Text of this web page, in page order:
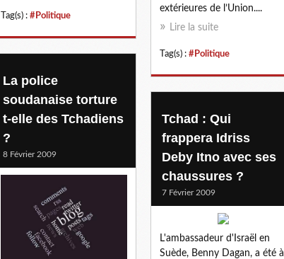
Tag(s) : #Politique
extérieures de l’Union....
Lire la suite
Tag(s) : #Politique
La police
soudanaise torture
t-elle des Tchadiens
?
8 Février 2009
Tchad : Qui
frappera Idriss
Deby Itno avec ses
chaussures ?
7 Février 2009
L'ambassadeur d'Israël en
Suède, Benny Dagan, a été à